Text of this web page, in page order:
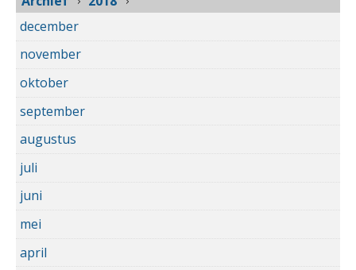
december
november
oktober
september
augustus
juli
juni
mei
april